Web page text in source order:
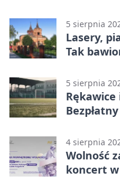
5 sierpnia
Lasery,
Tak
5 sierpnia
4 sierpnia
Wolność
koncert